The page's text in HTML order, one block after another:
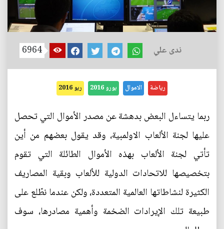
ندى علي 6964
رياضة الاموال يورو 2016 ريو 2016
ربما يتساءل البعض بدهشة عن مصدر الأموال التي تحصل
عليها لجنة الألعاب الاولمبية، وقد يقول بعضهم من أين
تأتي لجنة الألعاب بهذه الأموال الطائلة التي تقوم
بتخصيصها للاتحادات الدولية للألعاب وبقية المصاريف
الكثيرة لنشاطاتها العالمية المتعددة، ولكن عندما نطّلع على
طبيعة تلك الإيرادات الضخمة وأهمية مصادرها، سوف